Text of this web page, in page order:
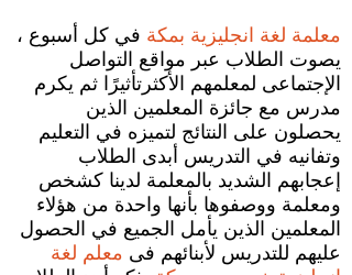
معلمة لغة انجليزية بمكة في كل أسبوع ،
يصوت الطلاب عبر مواقع التواصل
الإجتماعى لمعلمهم الأكثرتأثيرًا ثم يكرم
مدرس مع جائزة المعلمين الذين
يحصلون على النتائج لتميزه في التعليم
وتفانيه في التدريس أبدى الطلاب
إعجابهم الشديد بالمعلمة لدينا كشخص
ومعلمة ووصفوها بأنها واحدة من هؤلاء
المعلمين الذين يأمل الجميع في الحصول
عليهم للتدريس لأبنائهم فى معلم لغة